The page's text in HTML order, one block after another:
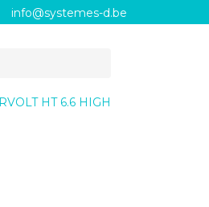
info@systemes-d.be
HT 6.6 HIGH